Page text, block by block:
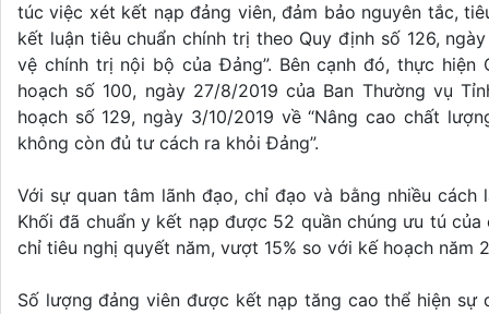
túc việc xét kết nạp đảng viên, đảm bảo nguyên tắc,
kết luận tiêu chuẩn chính trị theo Quy định số 126,
vệ chính trị nội bộ của Đảng”. Bên cạnh đó, thực
hoạch số 100, ngày 27/8/2019 của Ban Thường vụ
hoạch số 129, ngày 3/10/2019 về “Nâng cao chất
không còn đủ tư cách ra khỏi Đảng”.
Với sự quan tâm lãnh đạo, chỉ đạo và bằng nhiều
Khối đã chuẩn y kết nạp được 52 quần chúng ưu tú
chỉ tiêu nghị quyết năm, vượt 15% so với kế hoạch năm
Số lượng đảng viên được kết nạp tăng cao thể hiện